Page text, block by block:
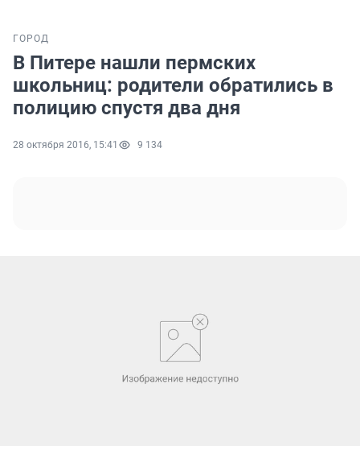
ГОРОД
В Питере нашли пермских
школьниц: родители обратились в
полицию спустя два дня
28 октября 2016, 15:41 9 134